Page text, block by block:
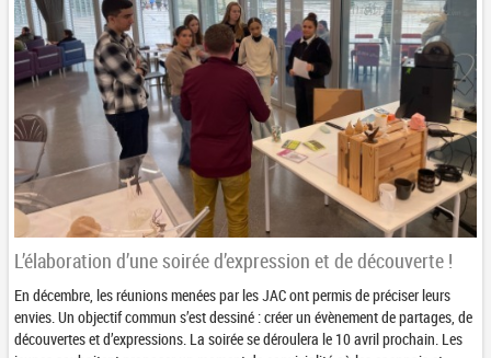
L’élaboration d’une soirée d’expression et de découverte !
En décembre, les réunions menées par les JAC ont permis de préciser leurs
envies. Un objectif commun s’est dessiné : créer un évènement de partages, de
découvertes et d’expressions. La soirée se déroulera le 10 avril prochain. Les